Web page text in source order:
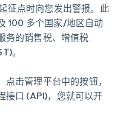
征点时向您发出警报。此
100 多个国家/地区自动
务的销售税、增值税
。
击管理平台中的按钮，
接口 (API)，您就可以开